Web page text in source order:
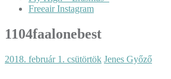
Freeair Instagram
1104faalonebest
2018. február 1. csütörtök Jenes Győző